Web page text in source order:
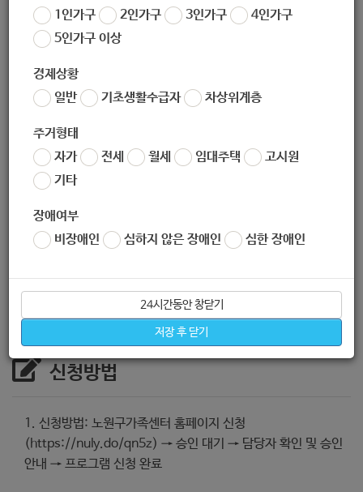
1인가구
2인가구 3인가구
4인가구
5인가구 이상
경제상황
일반
기초생활수급자 차상위계층
주거형태
자가
전세 월세 임대주택
고시원
기타
장애여부
비장애인
심하지 않은 장애인 심한 장애인
24시간동안 창닫기
저장 후 닫기
1. 지원대상: 서울시 생활영역권 중장년(40-60대) 1인가구
지원내용
1. 지원내용: 세대별 1인가구의 문제 해결 능력 향상 및 심리적
안녕을 위한 집단상담 프로그램 제공
신청방법
1. 신청방법: 노원구가족센터 홈페이지 신청
(https://nuly.do/qn5z) → 승인 대기 → 담당자 확인 및 승인
안내 → 프로그램 신청 완료